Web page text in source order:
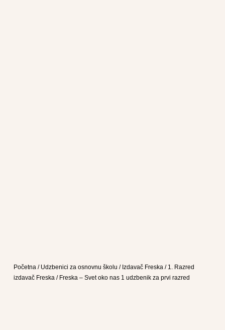
Početna / Udzbenici za osnovnu školu / Izdavač Freska / 1. Razred
izdavač Freska / Freska – Svet oko nas 1 udzbenik za prvi razred